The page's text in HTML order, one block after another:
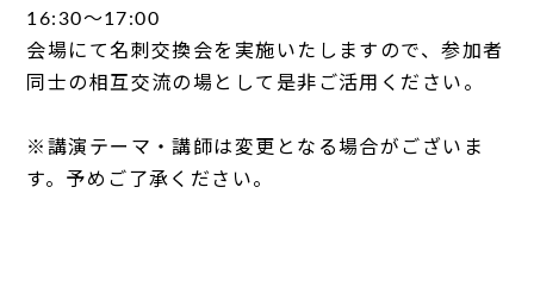
16:30～17:00
会場にて名刺交換会を実施いたしますので、参加者
同士の相互交流の場として是非ご活用ください。
※講演テーマ・講師は変更となる場合がございま
す。予めご了承ください。